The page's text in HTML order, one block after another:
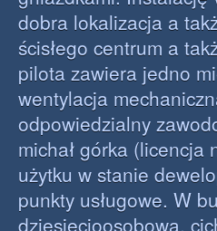
dobra lokalizacja a
ścisłego centrum a
pilota zawiera jedno
wentylacja
odpowiedzialny
michał górka
użytku w stanie
punkty usługowe. W
dziesięcioosobowa,